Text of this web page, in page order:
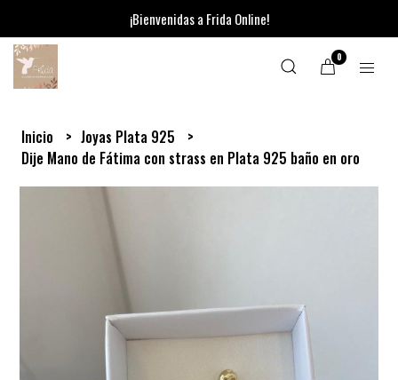
¡Bienvenidas a Frida Online!
0
Inicio
Joyas Plata 925
Dije Mano de Fátima con strass en Plata 925 baño en oro